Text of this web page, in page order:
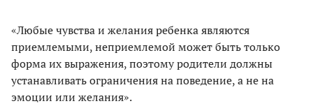
«Любые чувства и желания ребенка являются
приемлемыми, неприемлемой может быть только
форма их выражения, поэтому родители должны
устанавливать ограничения на поведение, а не на
эмоции или желания».